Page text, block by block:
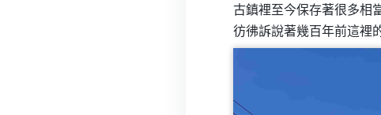
古鎮裡至今保存著很多相
彷彿訴說著幾百年前這裡